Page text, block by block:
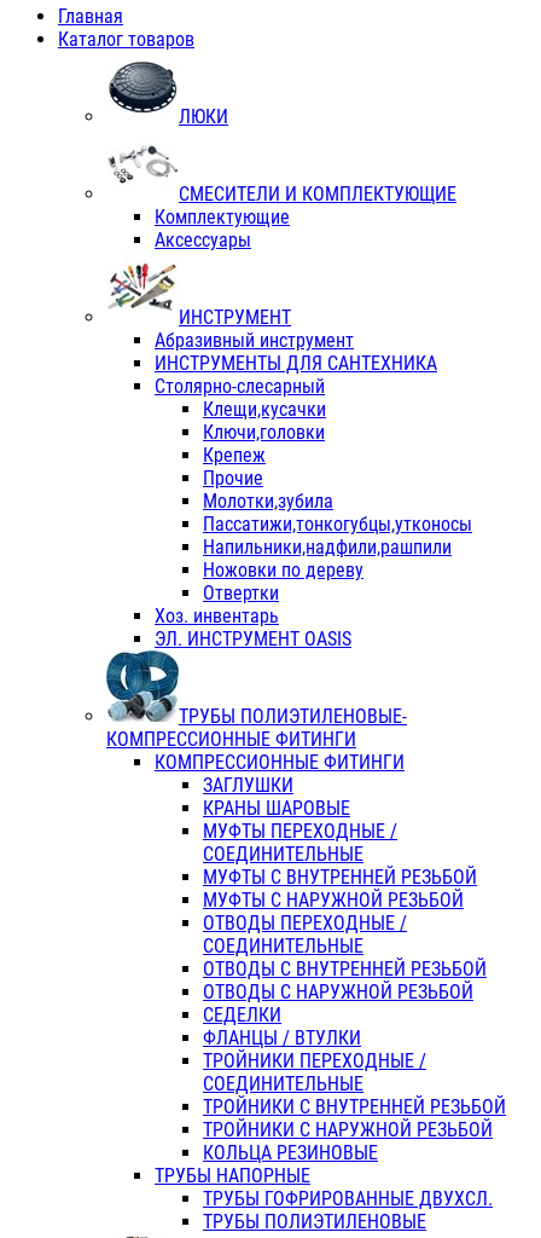
Главная
Каталог товаров
ЛЮКИ
СМЕСИТЕЛИ И КОМПЛЕКТУЮЩИЕ
Комплектующие
Аксессуары
ИНСТРУМЕНТ
Абразивный инструмент
ИНСТРУМЕНТЫ ДЛЯ САНТЕХНИКА
Столярно-слесарный
Клещи,кусачки
Ключи,головки
Крепеж
Прочие
Молотки,зубила
Пассатижи,тонкогубцы,утконосы
Напильники,надфили,рашпили
Ножовки по дереву
Отвертки
Хоз. инвентарь
ЭЛ. ИНСТРУМЕНТ OASIS
ТРУБЫ ПОЛИЭТИЛЕНОВЫЕ-
КОМПРЕССИОННЫЕ ФИТИНГИ
КОМПРЕССИОННЫЕ ФИТИНГИ
ЗАГЛУШКИ
КРАНЫ ШАРОВЫЕ
МУФТЫ ПЕРЕХОДНЫЕ /
СОЕДИНИТЕЛЬНЫЕ
МУФТЫ С ВНУТРЕННЕЙ РЕЗЬБОЙ
МУФТЫ С НАРУЖНОЙ РЕЗЬБОЙ
ОТВОДЫ ПЕРЕХОДНЫЕ /
СОЕДИНИТЕЛЬНЫЕ
ОТВОДЫ С ВНУТРЕННЕЙ РЕЗЬБОЙ
ОТВОДЫ С НАРУЖНОЙ РЕЗЬБОЙ
СЕДЕЛКИ
ФЛАНЦЫ / ВТУЛКИ
ТРОЙНИКИ ПЕРЕХОДНЫЕ /
СОЕДИНИТЕЛЬНЫЕ
ТРОЙНИКИ С ВНУТРЕННЕЙ РЕЗЬБОЙ
ТРОЙНИКИ С НАРУЖНОЙ РЕЗЬБОЙ
КОЛЬЦА РЕЗИНОВЫЕ
ТРУБЫ НАПОРНЫЕ
ТРУБЫ ГОФРИРОВАННЫЕ ДВУХСЛ.
ТРУБЫ ПОЛИЭТИЛЕНОВЫЕ